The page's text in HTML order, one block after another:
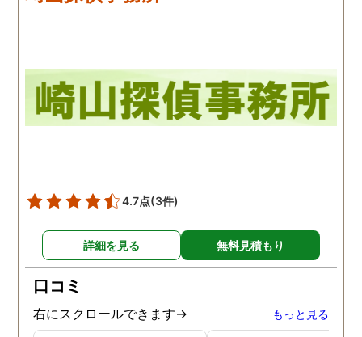
4.7点(3件)
詳細を見る 無料見積もり
口コミ
右にスクロールできます→ もっと見る